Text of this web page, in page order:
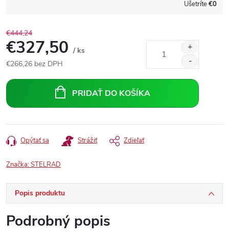
Ušetríte€0
€444,24
€327,50 / ks
€266,26 bez DPH
cena:
PRIDAŤ DO KOŠÍKA
Opýtať sa Strážiť Zdieľať
Značka:STELRAD
Popis produktu
Podrobný popis